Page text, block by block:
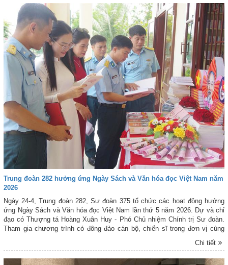
Trung đoàn 282 hưởng ứng Ngày Sách và Văn hóa đọc Việt Nam năm
2026
Ngày 24-4, Trung đoàn 282, Sư đoàn 375 tổ chức các hoạt động hưởng
ứng Ngày Sách và Văn hóa đọc Việt Nam lần thứ 5 năm 2026. Dự và chỉ
đạo có Thượng tá Hoàng Xuân Huy - Phó Chủ nhiệm Chính trị Sư đoàn.
Tham gia chương trình có đông đảo cán bộ, chiến sĩ trong đơn vị cùng
Chi tiết